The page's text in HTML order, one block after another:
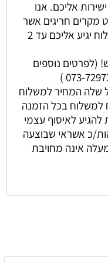
אליכם. אנו
3-7 ימים למעט מקרים חריגים אשר
אינם ניתנים לשליטתנו. לרוב המשלוח יגיע אליכם עד 2
(לפרטים נוספים
שלה המחיר למשלוח
ועומד על סך של 45 ש”ח למשלוח בכל הזמנה
להגיע לאיסוף עצמי
כ אשראי שבוצעה
מעל 1000 ש"ח ומעלה אינה מחויבת